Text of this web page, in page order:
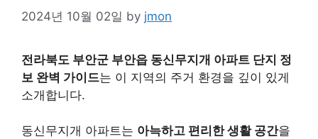
2024년 10월 02일 by jmon
전라북도 부안군 부안읍 동신무지개 아파트 단지 정
보 완벽 가이드는 이 지역의 주거 환경을 깊이 있게
소개합니다.
동신무지개 아파트는 아늑하고 편리한 생활 공간을